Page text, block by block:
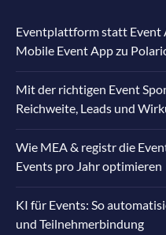
Eventplattform statt Event
Mobile Event App zu
Mit der richtigen Event
Reichweite, Leads und
Wie MEA & registr die
Events pro Jahr optimieren
KI für Events: So
und Teilnehmerbindung